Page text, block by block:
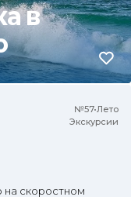
в
№57•Лето
Экскурсии
на скоростном